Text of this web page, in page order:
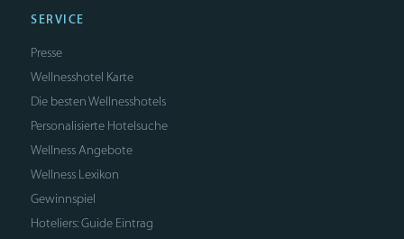
SERVICE
Presse
Wellnesshotel Karte
Die besten Wellnesshotels
Personalisierte Hotelsuche
Wellness Angebote
Wellness Lexikon
Gewinnspiel
Hoteliers: Guide Eintrag